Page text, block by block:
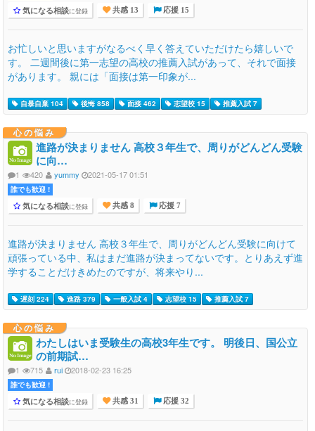
気になる相談に登録 共感 13 応援 15
お忙しいと思いますがなるべく早く答えていただけたら嬉しいで
す。 二週間後に第一志望の高校の推薦入試があって、それで面接
があります。 親には「面接は第一印象が...
自暴自棄 104 後悔 858 面接 462 志望校 15 推薦入試 7
心の悩み
進路が決まりません 高校３年生で、周りがどんどん受験
に向…
1 420 yummy 2021-05-17 01:51
誰でも歓迎 !
気になる相談に登録 共感 8 応援 7
進路が決まりません 高校３年生で、周りがどんどん受験に向けて
頑張っている中、私はまだ進路が決まってないです。とりあえず進
学することだけきめたのですが、将来やり...
遅刻 224 進路 379 一般入試 4 志望校 15 推薦入試 7
心の悩み
わたしはいま受験生の高校3年生です。 明後日、国公立
の前期試…
1 715 rui 2018-02-23 16:25
誰でも歓迎 !
気になる相談に登録 共感 31 応援 32